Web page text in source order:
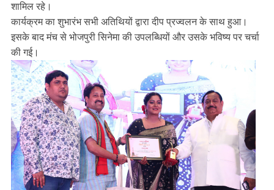
शामिल रहे।
कार्यक्रम का शुभारंभ सभी अतिथियों द्वारा दीप प्रज्वलन के साथ हुआ।
इसके बाद मंच से भोजपुरी सिनेमा की उपलब्धियों और उसके भविष्य पर चर्चा
की गई।